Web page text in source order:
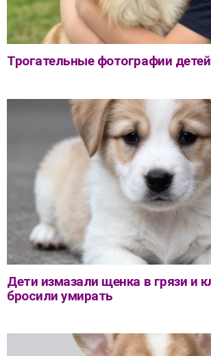
Трогательные фотографии
Дети измазали щенка в грязи и
бросили умирать